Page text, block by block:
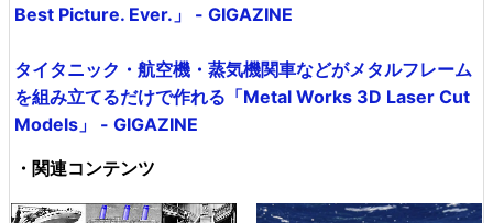
Best Picture. Ever.」 - GIGAZINE
タイタニック・航空機・蒸気機関車などがメタルフレーム
を組み立てるだけで作れる「Metal Works 3D Laser Cut
Models」 - GIGAZINE
・関連コンテンツ